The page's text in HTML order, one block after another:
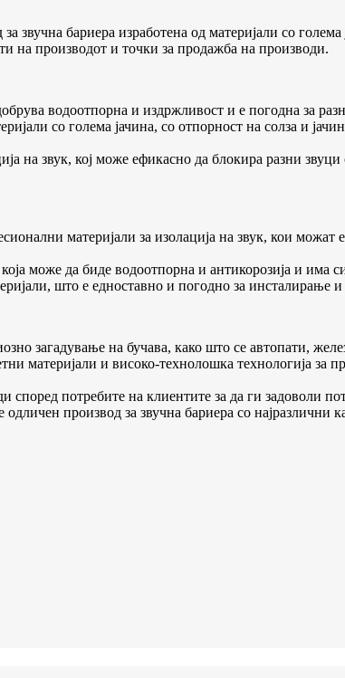
бариера изработена од материјали со
на производот и точки за продажба на производи.
водоотпорна и издржливост и е погодна за
со голема јачина, со отпорност на солза и
на звук, кој може ефикасно да блокира разни
материјали за изолација на звук, кои
може да биде водоотпорна и антикорозија и има
што е едноставно и погодно за инсталирање
загадување на бучава, како што се автопати,
материјали и високо-технолошка технологија за
потребите на клиентите за да ги задоволи
производ за звучна бариера со најразлични